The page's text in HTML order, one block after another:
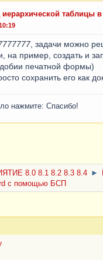
иерархической таблицы
, задачи можно
на пример, создать и
печатной формы)
сохранить его как
нажмите: Спасибо!
8.0 8.1 8.2 8.3 8.4 ►
с помощью БСП